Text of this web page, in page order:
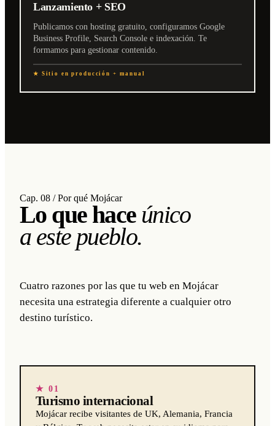
Lanzamiento + SEO
Publicamos con hosting gratuito, configuramos Google
Business Profile, Search Console e indexación. Te
formamos para gestionar contenido.
★ Sitio en producción + manual
Cap. 08 / Por qué Mojácar
Lo que hace único
a este pueblo.
Cuatro razones por las que tu web en Mojácar
necesita una estrategia diferente a cualquier otro
destino turístico.
★ 01
Turismo internacional
Mojácar recibe visitantes de UK, Alemania, Francia